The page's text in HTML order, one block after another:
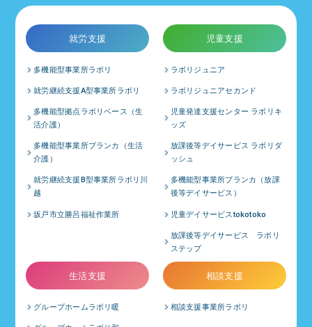
就労支援
多機能型事業所ラボリ
就労継続支援A型事業所ラボリ
多機能型拠点ラボリベース（生
活介護）
多機能型事業所ブランカ（生活
介護）
就労継続支援B型事業所ラボリ川
越
坂戸市立勝呂福祉作業所
児童支援
ラボリジュニア
ラボリジュニアセカンド
児童発達支援センター ラボリキ
ッズ
放課後等デイサービス ラボリダ
ッシュ
多機能型事業所ブランカ（放課
後等デイサービス）
児童デイサービスtokotoko
放課後等デイサービス ラボリ
ステップ
生活支援
グループホームラボリ暖
相談支援
相談支援事業所ラボリ